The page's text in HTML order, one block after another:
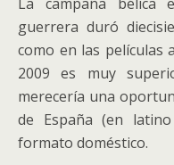
guerrera duró
como en las películas
2009 es muy
merecería una
de España (en
formato doméstico.